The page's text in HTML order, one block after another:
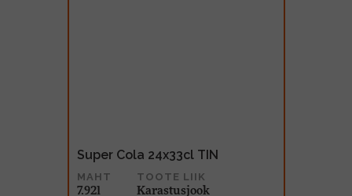
Super Cola 24x33cl TIN
MAHT
7.92l
TOOTE LIIK
Karastusjook